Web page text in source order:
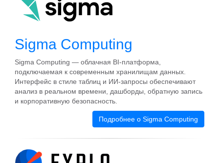
Sigma Computing
Sigma Computing — облачная BI‑платформа,
подключаемая к современным хранилищам данных.
Интерфейс в стиле таблиц и ИИ‑запросы обеспечивают
анализ в реальном времени, дашборды, обратную запись
и корпоративную безопасность.
Подробнее о Sigma Computing